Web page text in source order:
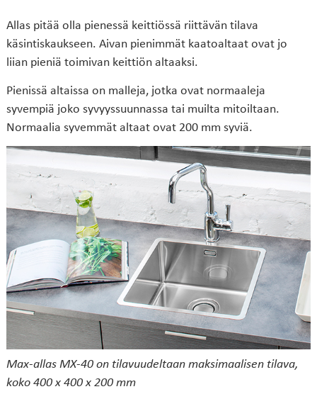
Allas pitää olla pienessä keittiössä riittävän tilava
käsintiskaukseen. Aivan pienimmät kaatoaltaat ovat jo
liian pieniä toimivan keittiön altaaksi.
Pienissä altaissa on malleja, jotka ovat normaaleja
syvempiä joko syvyyssuunnassa tai muilta mitoiltaan.
Normaalia syvemmät altaat ovat 200 mm syviä.
Max-allas MX-40 on tilavuudeltaan maksimaalisen tilava,
koko 400 x 400 x 200 mm